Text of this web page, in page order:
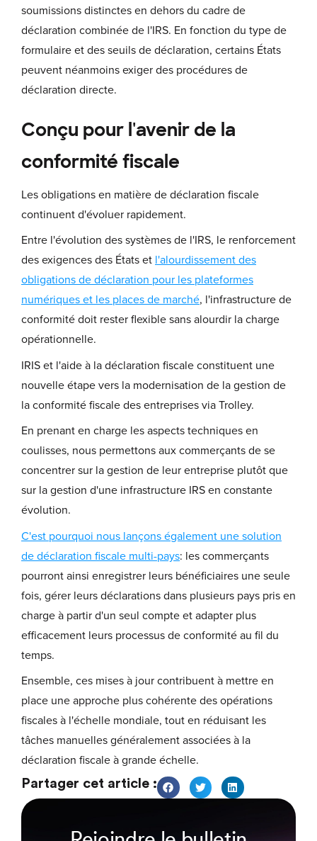
soumissions distinctes en dehors du cadre de
déclaration combinée de l'IRS. En fonction du type de
formulaire et des seuils de déclaration, certains États
peuvent néanmoins exiger des procédures de
déclaration directe.
Conçu pour l'avenir de la
conformité fiscale
Les obligations en matière de déclaration fiscale
continuent d'évoluer rapidement.
Entre l'évolution des systèmes de l'IRS, le renforcement
des exigences des États et l'alourdissement des
obligations de déclaration pour les plateformes
numériques et les places de marché, l'infrastructure de
conformité doit rester flexible sans alourdir la charge
opérationnelle.
IRIS et l'aide à la déclaration fiscale constituent une
nouvelle étape vers la modernisation de la gestion de
la conformité fiscale des entreprises via Trolley.
En prenant en charge les aspects techniques en
coulisses, nous permettons aux commerçants de se
concentrer sur la gestion de leur entreprise plutôt que
sur la gestion d'une infrastructure IRS en constante
évolution.
C'est pourquoi nous lançons également une solution
de déclaration fiscale multi-pays: les commerçants
pourront ainsi enregistrer leurs bénéficiaires une seule
fois, gérer leurs déclarations dans plusieurs pays pris en
charge à partir d'un seul compte et adapter plus
efficacement leurs processus de conformité au fil du
temps.
Ensemble, ces mises à jour contribuent à mettre en
place une approche plus cohérente des opérations
fiscales à l'échelle mondiale, tout en réduisant les
tâches manuelles généralement associées à la
déclaration fiscale à grande échelle.
Partager cet article :